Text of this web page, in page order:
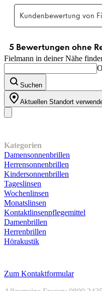
Fielmann in deiner Nähe
Suchen
Aktuellen Standort
Kategorien
Damensonnenbrillen
Herrensonnenbrillen
Kindersonnenbrillen
Tageslinsen
Wochenlinsen
Monatslinsen
Kontaktlinsenpflegemittel
Damenbrillen
Herrenbrillen
Hörakustik
Zum Kontaktformular